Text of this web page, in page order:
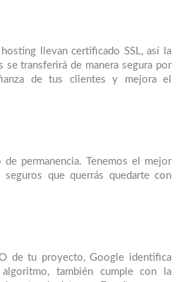
llevan certificado SSL, así la
transferirá de manera segura por
de tus clientes y mejora el
de permanencia. Tenemos el mejor
que querrás quedarte con
de tu proyecto, Google identifica
también cumple con la